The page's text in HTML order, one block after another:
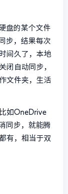
盘的某个文件
步，结果每次
间久了，本地
闭自动同步，
文件夹，生活
如OneDrive
同步，就能腾
有，相当于双